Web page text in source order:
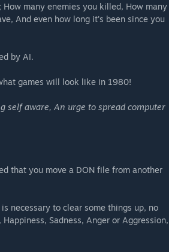
many enemies you killed, How many
And even how long it's been since you
by AI.
games will look like in 1980!
self aware, An urge to spread computer
that you move a DON file from another
necessary to clear some things up, no
Sadness, Anger or Aggression,